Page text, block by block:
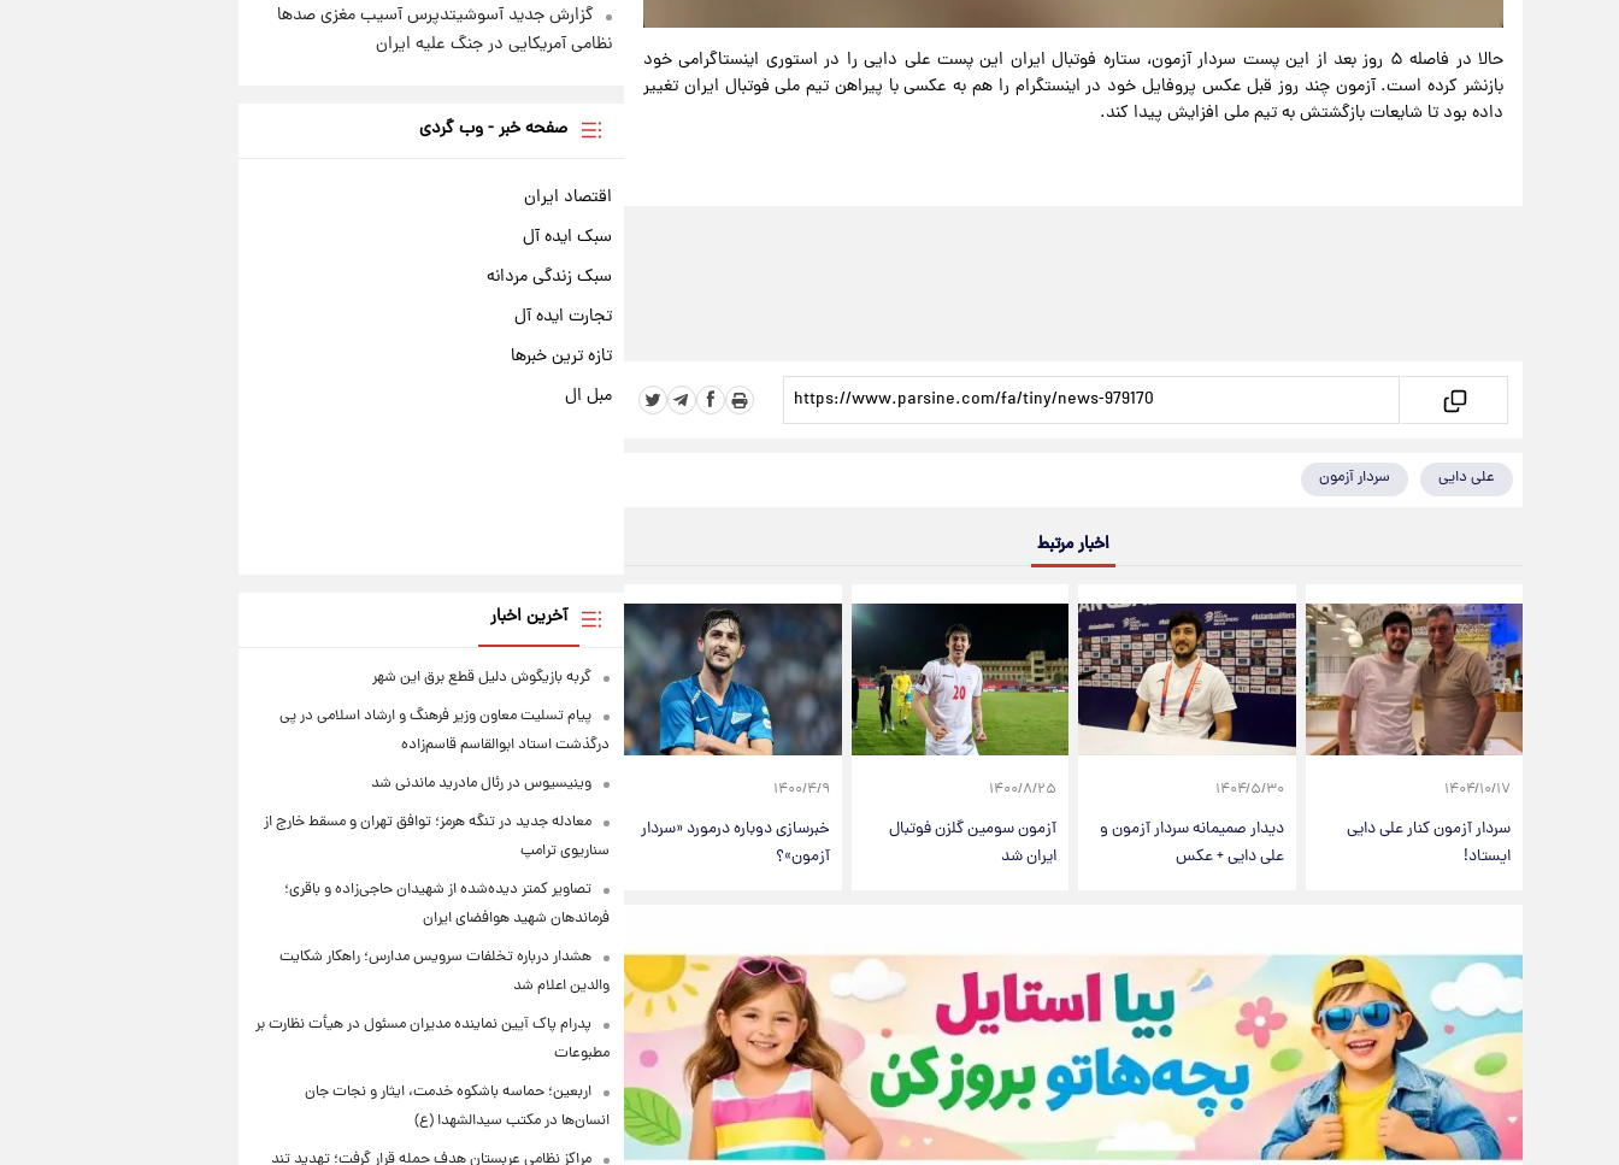
حالا در فاصله ۵ روز بعد از این پست سردار آزمون، ستاره فوتبال ایران این پست علی دایی را در استوری اینستاگرامی خود
بازنشر کرده است. آزمون چند روز قبل عکس پروفایل خود در اینستگرام را هم به عکسی با پیراهن تیم ملی فوتبال ایران تغییر
داده بود تا شایعات بازگشتش به تیم ملی افزایش پیدا کند.
علی دایی سردار آزمون
اخبار مرتبط
۱۴۰۴/۱۰/۱۷
سردار آزمون کنار علی دایی
ایستاد!
۱۴۰۴/۵/۳۰
دیدار صمیمانه سردار آزمون و
علی دایی + عکس
۱۴۰۰/۸/۲۵
آزمون سومین گلزن فوتبال
ایران شد
۱۴۰۰/۴/۹
خبرسازی دوباره درمورد «سردار
آزمون»؟
گزارش جدید آسوشیتدپرس آسیب مغزی صدها
نظامی آمریکایی در جنگ علیه ایران
صفحه خبر - وب گردی
اقتصاد ایران
سبک ایده آل
سبک زندگی مردانه
تجارت ایده آل
تازه ترین خبرها
مبل ال
آخرین اخبار
گربه بازیگوش دلیل قطع برق این شهر
پیام تسلیت معاون وزیر فرهنگ و ارشاد اسلامی در پی
درگذشت استاد ابوالقاسم قاسم‌زاده
وینیسیوس در رئال مادرید ماندنی شد
معادله جدید در تنگه هرمز؛ توافق تهران و مسقط خارج از
سناریوی ترامپ
تصاویر کمتر دیده‌شده از شهیدان حاجی‌زاده و باقری؛
فرماندهان شهید هوافضای ایران
هشدار درباره تخلفات سرویس مدارس؛ راهکار شکایت
والدین اعلام شد
پدرام پاک آیین نماینده مدیران مسئول در هیأت نظارت بر
مطبوعات
اربعین؛ حماسه باشکوه خدمت، ایثار و نجات جان
انسان‌ها در مکتب سیدالشهدا (ع)
مراکز نظامی عربستان هدف حمله قرار گرفت؛ تهدید تند